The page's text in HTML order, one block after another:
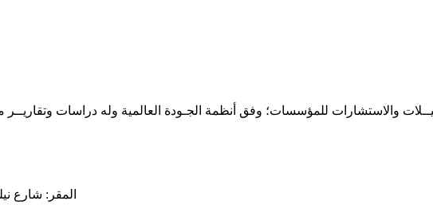
والاستشارات للمؤسسات؛ وفق أنظمة الجـودة العالمية وله دراسات